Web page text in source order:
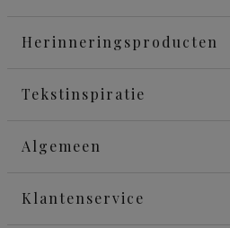
Herinneringsproducten
Tekstinspiratie
Algemeen
Klantenservice